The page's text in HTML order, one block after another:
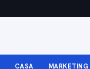
CASA MARKETING